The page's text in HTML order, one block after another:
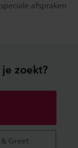
afspraken
zoekt?
Greet